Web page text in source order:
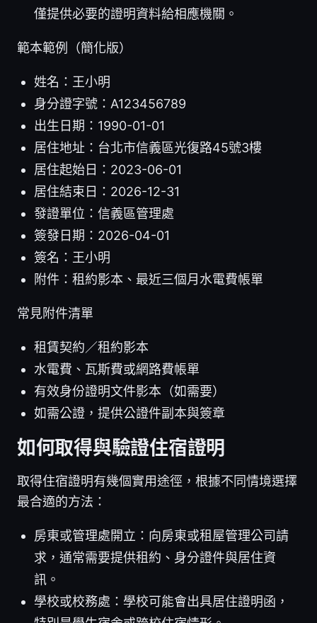
僅提供必要的證明資料給相應機關。
範本範例（簡化版）
姓名：王小明
身分證字號：A123456789
出生日期：1990-01-01
居住地址：台北市信義區光復路45號3樓
居住起始日：2023-06-01
居住結束日：2026-12-31
發證單位：信義區管理處
簽發日期：2026-04-01
簽名：王小明
附件：租約影本、最近三個月水電費帳單
常見附件清單
租賃契約／租約影本
水電費、瓦斯費或網路費帳單
有效身份證明文件影本（如需要）
如需公證，提供公證件副本與簽章
如何取得與驗證住宿證明
取得住宿證明有幾個實用途徑，根據不同情境選擇
最合適的方法：
房東或管理處開立：向房東或租屋管理公司請
求，通常需要提供租約、身分證件與居住資
訊。
學校或校務處：學校可能會出具居住證明函，